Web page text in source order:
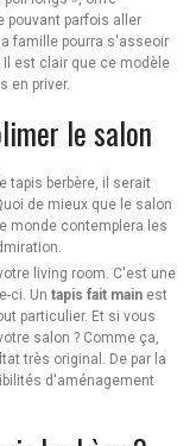
pouvant parfois aller
famille pourra s'asseoir
Il est clair que ce modèle
en priver.
le salon
tapis berbère, il serait
de mieux que le salon
monde contemplera les
living room. C'est une
ci. Un tapis fait main est
particulier. Et si vous
salon ? Comme ça,
très original. De par la
d'aménagement